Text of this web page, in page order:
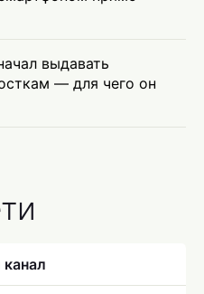
выдавать
— для чего он